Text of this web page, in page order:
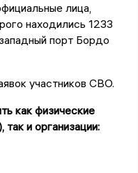
лица,
находились 1233
порт Бордо
участников СВО.
как физические
и организации: